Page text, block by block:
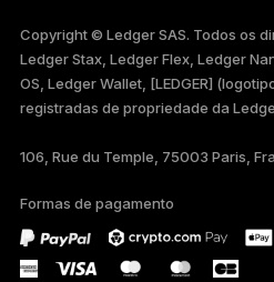
TÜRKÇE
DEUTSCH
ESPAÑOL
РУССКИЙ
简体中文
Copyright © Ledger SAS. Todos os
Ledger Stax, Ledger Flex, Ledger
OS, Ledger Wallet, [LEDGER]
registradas de propriedade da
106, Rue du Temple, 75003 Paris,
Formas de pagamento